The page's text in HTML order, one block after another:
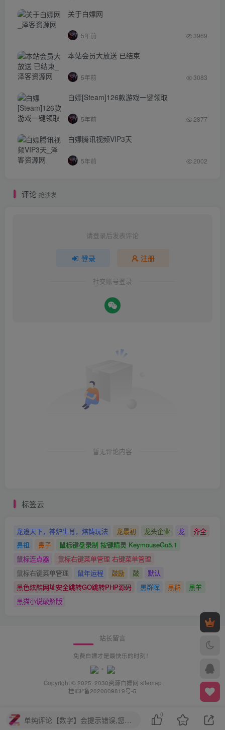
关于白嫖网
5年前 3969
本站会员大放送 已结束
5年前 3083
白嫖[Steam]126款游戏一键领取
5年前 2877
白嫖腾讯视频VIP3天
5年前 2002
评论 抢沙发
请登录后发表评论
登录 注册
社交账号登录
暂无评论内容
标签云
龙途天下，神炉生肖，熔铸玩法 龙最初 龙头企业 龙
齐全
鼻祖
鼻子
鼠标键盘录制 按键精灵 KeymouseGo5.1
鼠标连点器
鼠标右键菜单管理 右键菜单管理
鼠标右键菜单管理
鼠年运程 鼓励 鼓
默认
黑色炫酷网址安全跳转GO跳转PHP源码
黑群晖 黑群
黑羊
黑猫小说破解版
站长留言
免费白嫖才是最快乐的时刻！
Copyright © 2025· 2030资源白嫖网 sitemap
桂ICP备2020009819号-5
单纯评论【数字】会提示错误,您需要评论【中文+数字】或【中文】
0